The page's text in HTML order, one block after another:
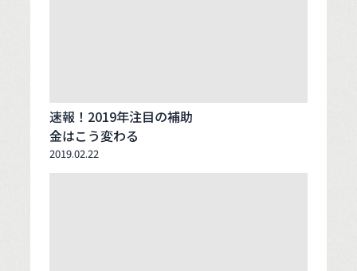
速報！2019年注目の補助
金はこう変わる
2019.02.22